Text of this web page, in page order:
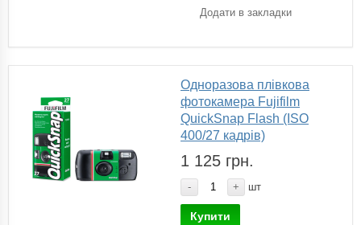
Додати в закладки
Одноразова плівкова
фотокамера Fujifilm
QuickSnap Flash (ISO
400/27 кадрів)
1 125 грн.
- + шт
Купити